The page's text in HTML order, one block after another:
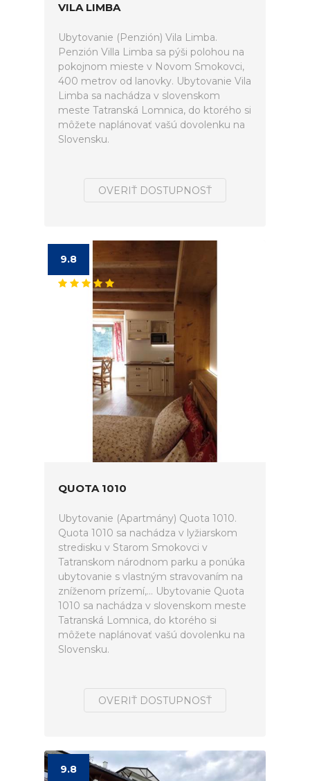
VILA LIMBA
Ubytovanie (Penzión) Vila Limba.
Penzión Villa Limba sa pýši polohou na
pokojnom mieste v Novom Smokovci,
400 metrov od lanovky. Ubytovanie Vila
Limba sa nachádza v slovenskom
meste Tatranská Lomnica, do ktorého si
môžete naplánovať vašú dovolenku na
Slovensku.
OVERIŤ DOSTUPNOSŤ
9.8
QUOTA 1010
Ubytovanie (Apartmány) Quota 1010.
Quota 1010 sa nachádza v lyžiarskom
stredisku v Starom Smokovci v
Tatranskom národnom parku a ponúka
ubytovanie s vlastným stravovaním na
zníženom prízemí,... Ubytovanie Quota
1010 sa nachádza v slovenskom meste
Tatranská Lomnica, do ktorého si
môžete naplánovať vašú dovolenku na
Slovensku.
OVERIŤ DOSTUPNOSŤ
9.8